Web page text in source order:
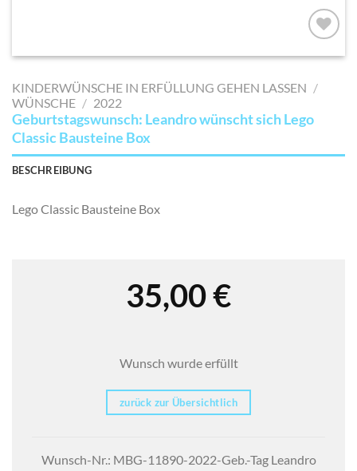
AUF MEINE
SETZEN
KINDERWÜNSCHE IN ERFÜLLUNG GEHEN LASSEN /
WÜNSCHE / 2022
Geburtstagswunsch: Leandro wünscht sich Lego
Classic Bausteine Box
BESCHREIBUNG
Lego Classic Bausteine Box
35,00€
Wunsch wurde erfüllt
zurück zur Übersichtlich
Wunsch-Nr.: MBG-11890-2022-Geb.-Tag Leandro